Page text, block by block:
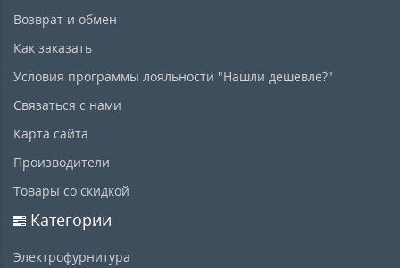
Возврат и обмен
Как заказать
Условия программы лояльности "Нашли дешевле?"
Связаться с нами
Карта сайта
Производители
Товары со скидкой
Категории
Электрофурнитура